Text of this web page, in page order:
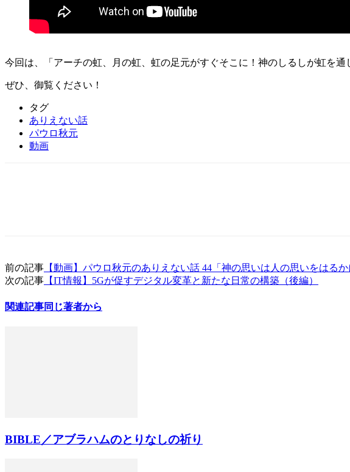
今回は、「アーチの虹、月の虹、虹の足元がすぐそこに！神のしるしが虹を通
ぜひ、御覧ください！
タグ
ありえない話
パウロ秋元
動画
前の記事 【動画】パウロ秋元のありえない話 44「神の思いは人の思いをはる
次の記事 【IT情報】5Gが促すデジタル変革と新たな日常の構築（後編）
関連記事同じ著者から
BIBLE／アブラハムのとりなしの祈り